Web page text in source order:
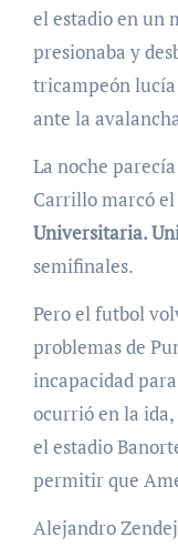
el estadio en un
presionaba y
tricampeón
ante la
La noche
Carrillo marcó
Universitaria.
semifinales.
Pero el futbol
problemas de
incapacidad
ocurrió en la
el estadio
permitir que
Alejandro